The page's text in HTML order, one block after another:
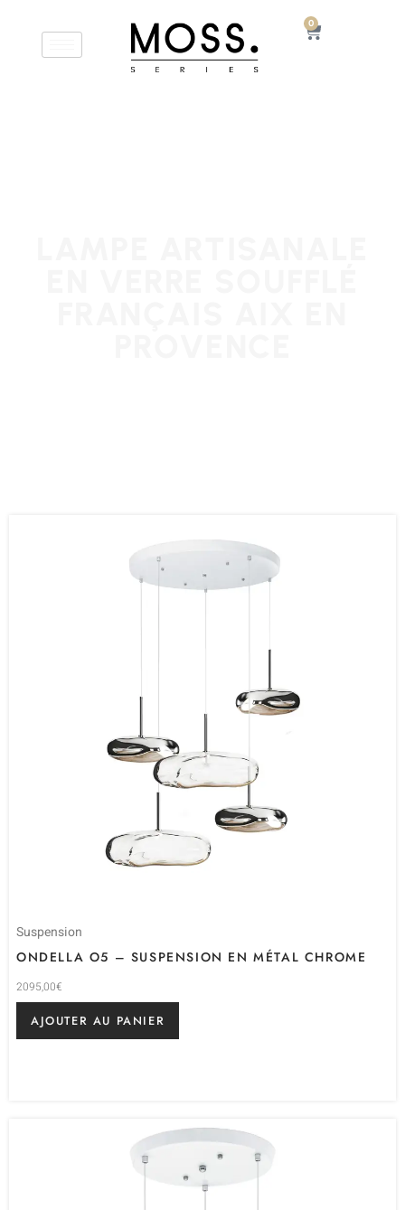
0
Suspension
ONDELLA O5 – SUSPENSION EN MÉTAL CHROME
2095,00€
AJOUTER AU PANIER